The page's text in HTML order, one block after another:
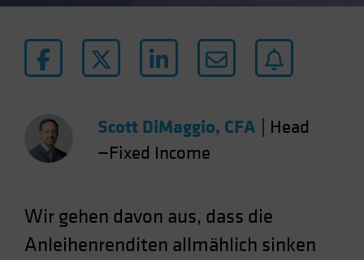
New Zealand
Norway
Poland
Portugal
Spain
Sweden
Scott DiMaggio, CFA
Head
—Fixed Income
Wir gehen davon aus, dass die
Anleihenrenditen allmählich sinken